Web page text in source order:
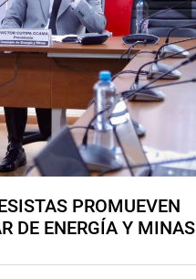
PROMUEVEN
DE ENERGÍA Y MINAS